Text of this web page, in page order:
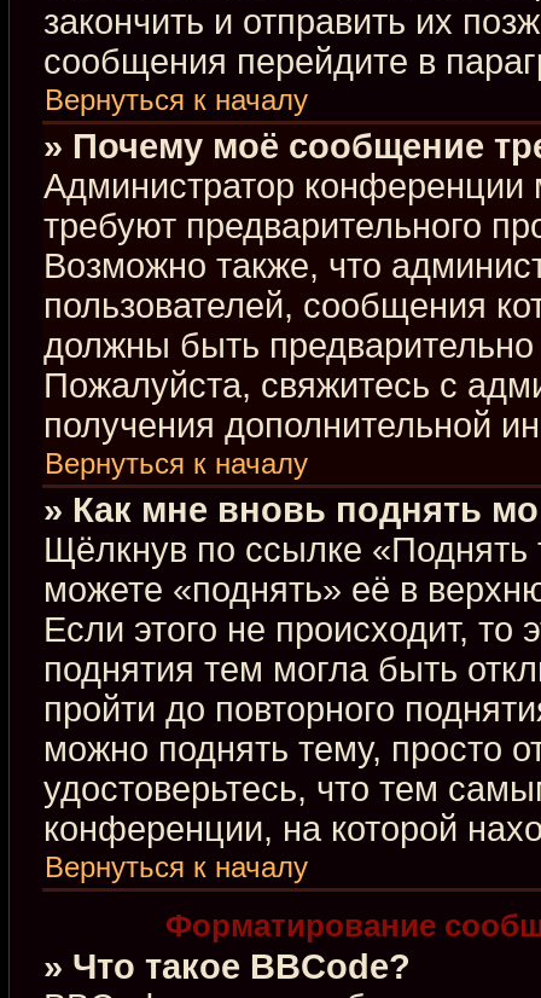
закончить и отправить их
сообщения перейдите в
Вернуться к началу
» Почему моё сообщение
Администратор
требуют предварительного
Возможно также, что
пользователей, сообщения
должны быть
Пожалуйста, свяжитесь с
получения дополнительной
Вернуться к началу
» Как мне вновь поднять
Щёлкнув по ссылке
можете «поднять» её в
Если этого не происходит, то
поднятия тем могла быть
пройти до повторного
можно поднять тему, просто
удостоверьтесь, что тем
конференции, на которой
Вернуться к началу
Форматирование
» Что такое BBCode?